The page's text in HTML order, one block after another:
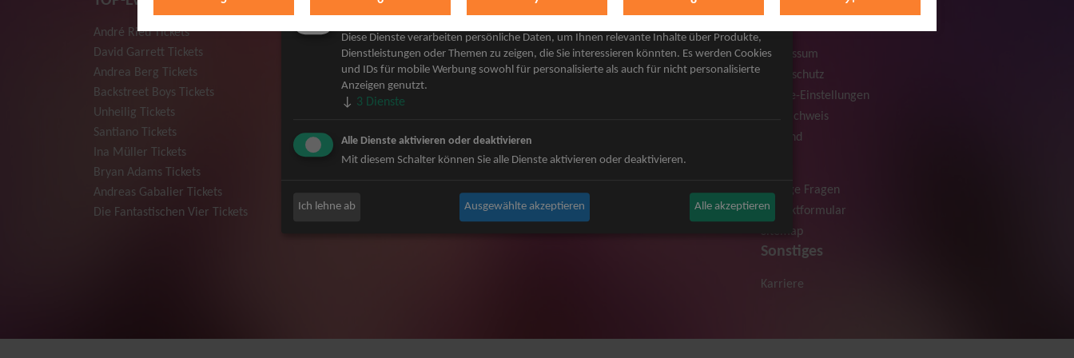
André Rieu Tickets
David Garrett Tickets
Andrea Berg Tickets
Backstreet Boys Tickets
Unheilig Tickets
Santiano Tickets
Ina Müller Tickets
Bryan Adams Tickets
Andreas Gabalier Tickets
Die Fantastischen Vier Tickets
Herbert Grönemeyer Tickets
Deep Purple Tickets
Howard Carpendale Tickets
Jan Delay & Disko No.1 Tickets
Bob Dylan Tickets
Mark Forster Tickets
Niedeckens BAP Tickets
Judas Priest Tickets
The BossHoss Tickets
Silbermond Tickets
Simple Plan Tickets
Beatrice Egli Tickets
Roland Kaiser Tickets
AGB
Impressum
Datenschutz
Cookie-Einstellungen
Bildnachweis
Versand
Häufige Fragen
Kontaktformular
Sitemap
Sonstiges
Karriere
Marketing
Diese Dienste verarbeiten persönliche Daten, um Ihnen relevante Inhalte über Produkte,
Dienstleistungen oder Themen zu zeigen, die Sie interessieren könnten. Es werden Cookies
und IDs für mobile Werbung sowohl für personalisierte als auch für nicht personalisierte
Anzeigen genutzt.
↓ 3 Dienste
Alle Dienste aktivieren oder deaktivieren
Mit diesem Schalter können Sie alle Dienste aktivieren oder deaktivieren.
Ich lehne ab Ausgewählte akzeptieren Alle akzeptieren